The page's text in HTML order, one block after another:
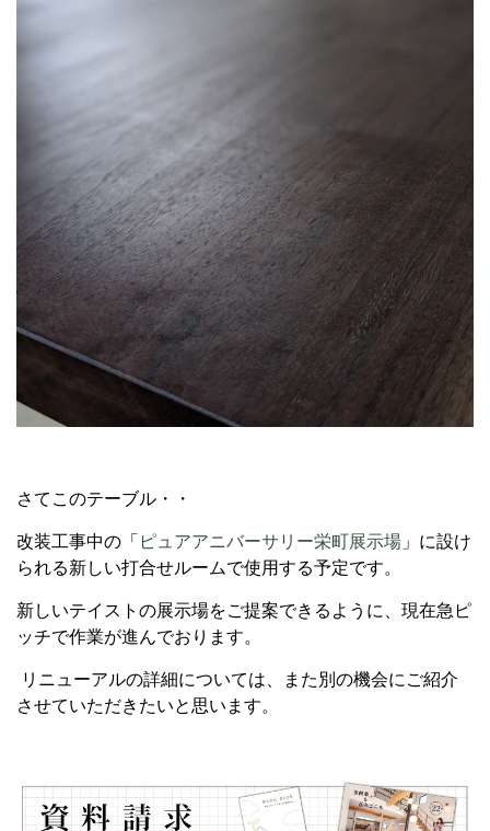
さてこのテーブル・・
改装工事中の「 ピュアアニバーサリー栄町展示場 」に設け
られる新しい打合せルームで使用する予定です。
新しいテイストの展示場をご提案できるように、現在急ピ
ッチで作業が進んでおります。
リニューアルの詳細については、また別の機会にご紹介
させていただきたいと思います。